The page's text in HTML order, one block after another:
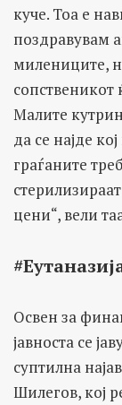
куче. Тоа е
поздравувам
милениците,
сопственикот
Малите
да се најде
граѓаните
цени“, вели
Освен за
јавноста се
суптилна
Шилегов, кој